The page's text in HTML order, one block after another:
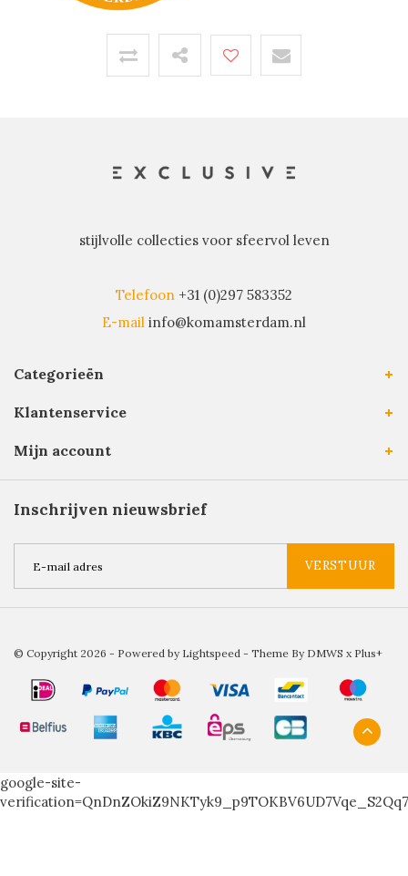
stijlvolle collecties voor sfeervol leven
Telefoon +31 (0)297 583352
E-mail info@komamsterdam.nl
Categorieën
Klantenservice
Mijn account
Inschrijven nieuwsbrief
VERSTUUR
© Copyright 2026 - Powered by Lightspeed - Theme By DMWS x Plus+
google-site-